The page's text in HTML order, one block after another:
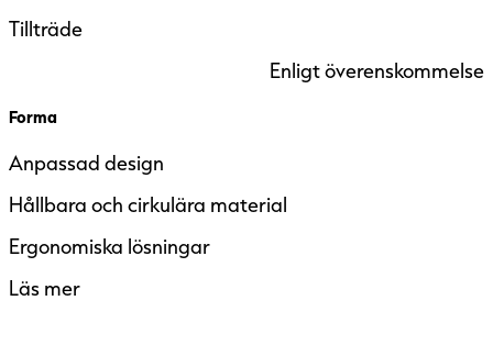
Tillträde
Enligt överenskommelse
Forma
Anpassad design
Hållbara och cirkulära material
Ergonomiska lösningar
Läs mer